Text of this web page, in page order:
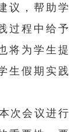
议，帮助学
过程中给予
将为学生提
生假期实践
次会议进行